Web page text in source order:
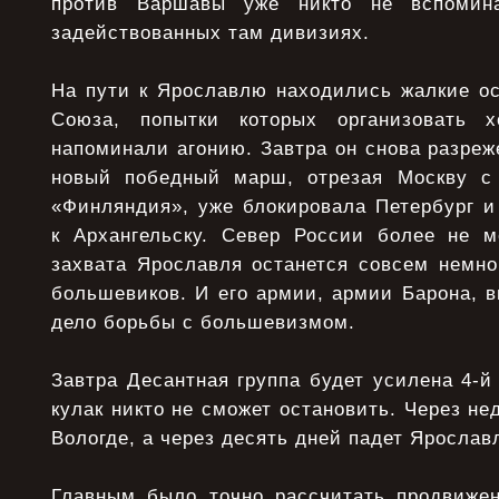
задействованных там дивизиях.
На пути к Ярославлю находились жалкие
Союза, попытки которых организовать
напоминали агонию. Завтра он снова
новый победный марш, отрезая Москву с
«Финляндия», уже блокировала Петербург
к Архангельску. Север России более не
захвата Ярославля останется совсем
большевиков. И его армии, армии Барона,
дело борьбы с большевизмом.
Завтра Десантная группа будет усилена 4-
кулак никто не сможет остановить. Через
Вологде, а через десять дней падет